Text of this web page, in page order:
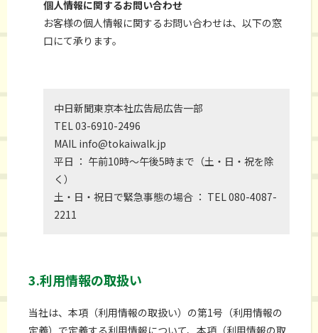
個人情報に関するお問い合わせ
お客様の個人情報に関するお問い合わせは、以下の窓
口にて承ります。
中日新聞東京本社広告局広告一部
TEL 03-6910-2496
MAIL info@tokaiwalk.jp
平日 ： 午前10時〜午後5時まで（土・日・祝を除
く）
土・日・祝日で緊急事態の場合 ： TEL 080-4087-
2211
3.利用情報の取扱い
当社は、本項（利用情報の取扱い）の第1号（利用情報の